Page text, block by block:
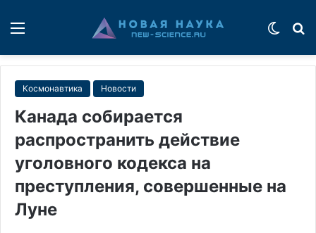
Космонавтика Новости
Канада собирается
распространить действие
уголовного кодекса на
преступления, совершенные на
Луне